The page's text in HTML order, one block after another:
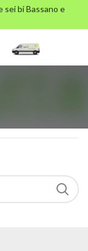
sei bi Bassano e